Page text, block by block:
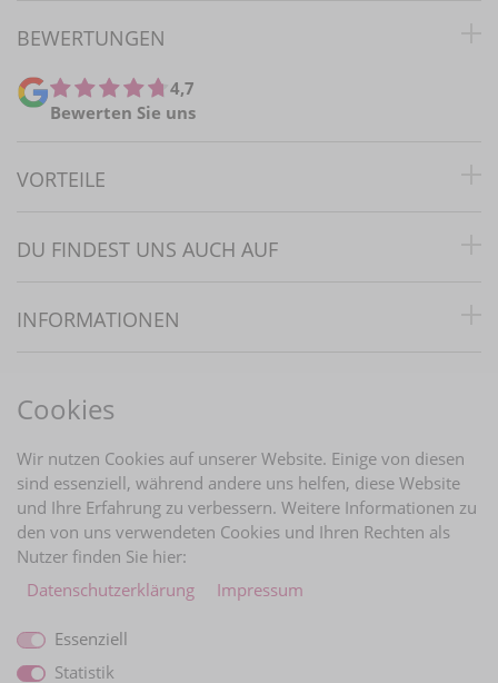
BEWERTUNGEN
4,7
Bewerten Sie uns
VORTEILE
DU FINDEST UNS AUCH AUF
INFORMATIONEN
BRAUTINFOS
ZAHLUNGARTEN
Cookies
Wir nutzen Cookies auf unserer Website. Einige von diesen
sind essenziell, während andere uns helfen, diese Website
und Ihre Erfahrung zu verbessern. Weitere Informationen zu
den von uns verwendeten Cookies und Ihren Rechten als
Nutzer finden Sie hier:
Daten­schutz­erklärung
Impressum
Essenziell
Statistik